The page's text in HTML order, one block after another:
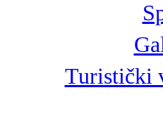
Turistički